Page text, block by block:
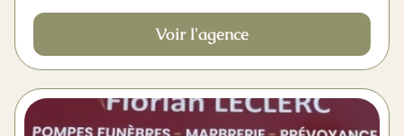
Voir l'agence